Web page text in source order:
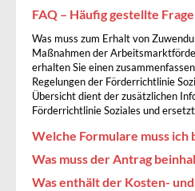
FAQ – Häufig gestellte
Was muss zum Erhalt von
Maßnahmen der
erhalten Sie einen
Regelungen der Förderrichtlinie
Übersicht dient der zusätzlichen
Förderrichtlinie Soziales und
Welche Formulare muss ich
Was muss der Antrag
Was enthält der Kosten-